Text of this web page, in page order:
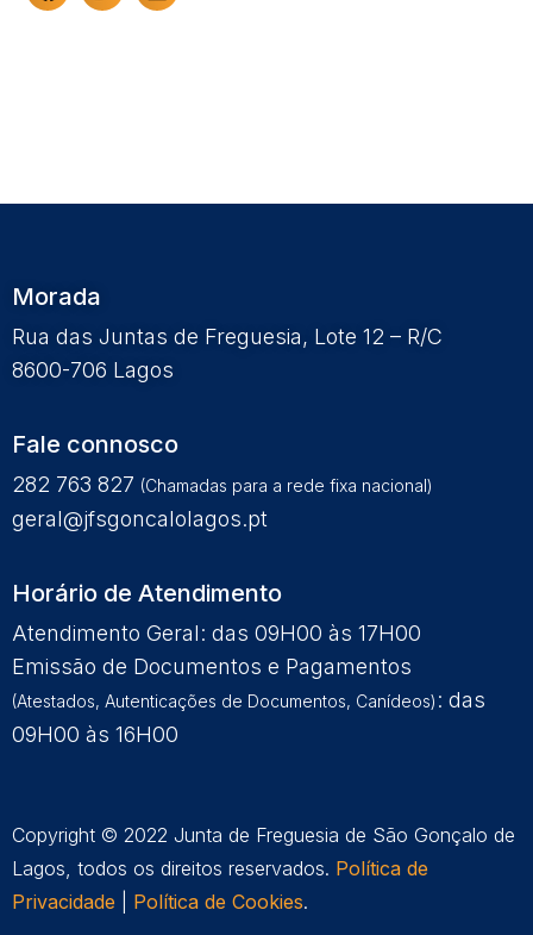
Morada
Rua das Juntas de Freguesia, Lote 12 – R/C
8600-706 Lagos
Fale connosco
282 763 827 (Chamadas para a rede fixa nacional)
geral@jfsgoncalolagos.pt
Horário de Atendimento
Atendimento Geral: das 09H00 às 17H00
Emissão de Documentos e Pagamentos
(Atestados, Autenticações de Documentos, Canídeos) : das
09H00 às 16H00
Copyright © 2022 Junta de Freguesia de São Gonçalo de
Lagos, todos os direitos reservados. Política de
Privacidade
Política de Cookies.